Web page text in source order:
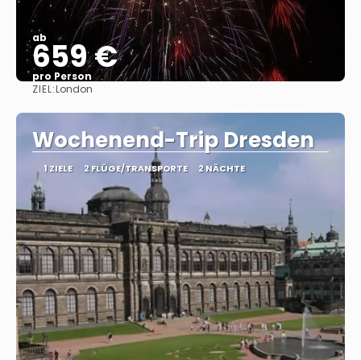
ab
659 €
pro Person
ZIEL:London
Wochenend-Trip Dresden
1 ZIELE 2 FLÜGE/TRANSPORTE 2 NÄCHTE